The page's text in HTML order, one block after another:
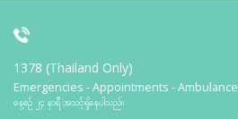
1378 (Thailand Only)
Emergencies - Appointments - Ambulance
နေ့စဉ် ၂၄ နာရီ အသင့်ရှိနေပါသည်။